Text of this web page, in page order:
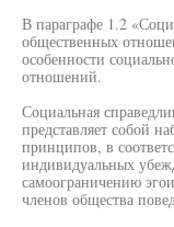
В параграфе 1.2
общественных
особенности
отношений.
Социальная
представляет собой
принципов, в
индивидуальных
самоограничению
членов общества